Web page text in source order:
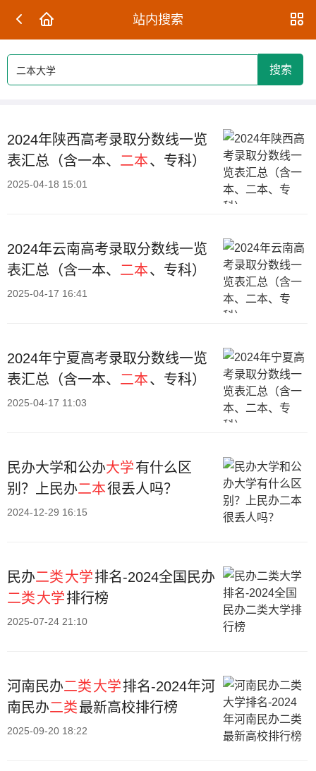
站内搜索
搜索
2024年陕西高考录取分数线一览
表汇总（含一本、 二本、专科）
2025-04-18 15:01
2024年云南高考录取分数线一览
表汇总（含一本、 二本、专科）
2025-04-17 16:41
2024年宁夏高考录取分数线一览
表汇总（含一本、 二本、专科）
2025-04-17 11:03
民办大学和公办大学有什么区
别？上民办二本很丢人吗？
2024-12-29 16:15
民办二类大学排名-2024全国民办
二类大学排行榜
2025-07-24 21:10
河南民办二类大学排名-2024年河
南民办二类最新高校排行榜
2025-09-20 18:22